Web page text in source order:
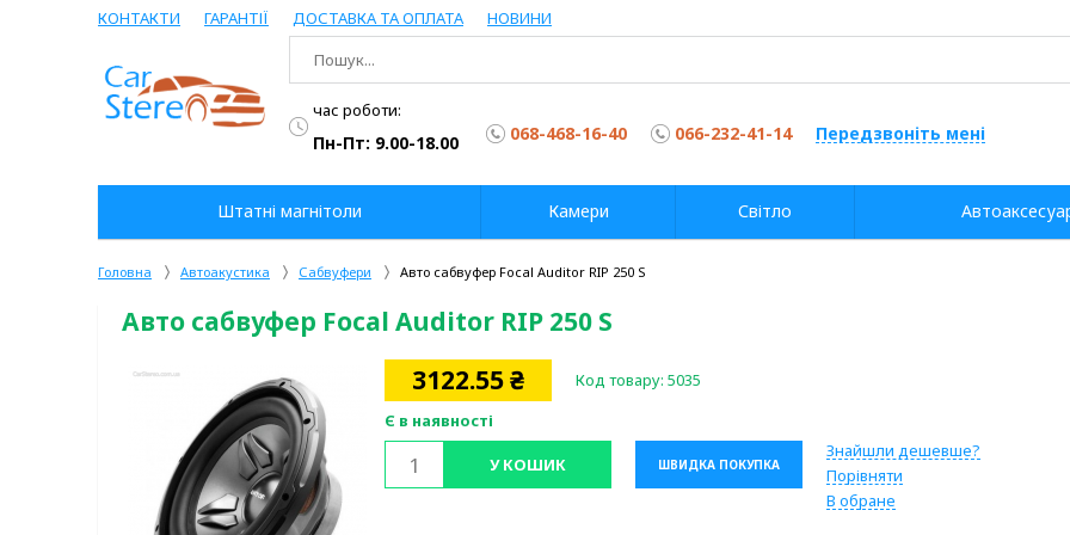
Головна Автоакустика Сабвуфери Авто сабвуфер Focal Auditor RIP 250 S
Авто сабвуфер Focal Auditor RIP 250 S
3122.55₴ Код товару: 5035
Є в наявності
У КОШИК ШВИДКА ПОКУПКА
Знайшли дешевше?
Порівняти
В обране
КОНТАКТИ ГАРАНТІЇ ДОСТАВКА ТА ОПЛАТА НОВИНИ
час роботи:
Пн-Пт: 9.00-18.00 068-468-16-40 066-232-41-14 Передзвоніть мені
Штатні магнітоли Камери Світло